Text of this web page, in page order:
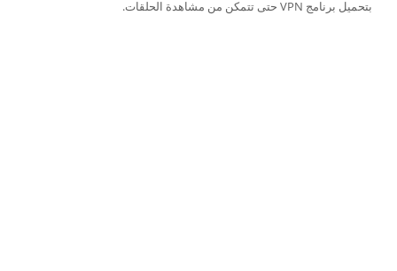
بتحميل برنامج VPN حتى تتمكن من مشاهدة الحلقات.